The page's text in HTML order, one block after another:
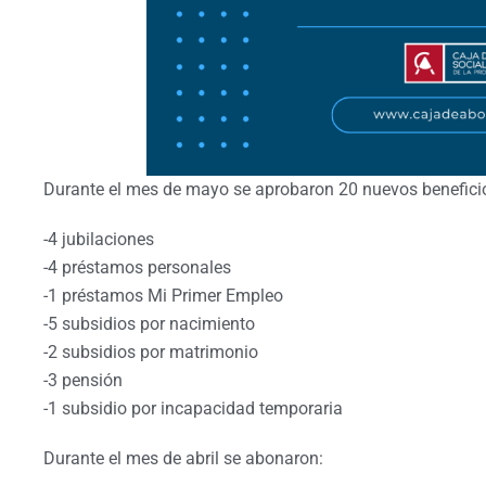
Durante el mes de mayo se aprobaron 20 nuevos
-4 jubilaciones
-4 préstamos personales
-1 préstamos Mi Primer Empleo
-5 subsidios por nacimiento
-2 subsidios por matrimonio
-3 pensión
-1 subsidio por incapacidad temporaria
Durante el mes de abril se abonaron: